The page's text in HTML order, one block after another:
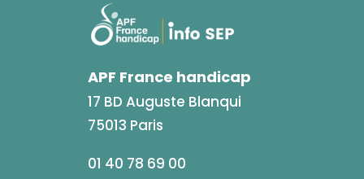
APF France handicap
17 BD Auguste Blanqui
75013 Paris
01 40 78 69 00